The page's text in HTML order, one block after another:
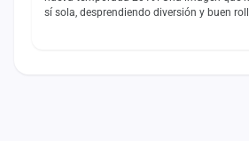
sí sola, desprendiendo diversión y buen